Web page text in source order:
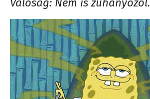
Valóság: Nem is zuhanyozol.